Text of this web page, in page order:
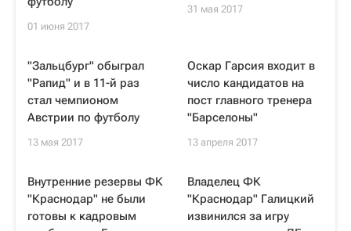
01 июня 2017
31 мая 2017
"Зальцбург" обыграл
"Рапид" и в 11-й раз
стал чемпионом
Австрии по футболу
13 мая 2017
Оскар Гарсия входит в
число кандидатов на
пост главного тренера
"Барселоны"
13 апреля 2017
Внутренние резервы ФК
"Краснодар" не были
готовы к кадровым
Владелец ФК
"Краснодар" Галицкий
извинился за игру